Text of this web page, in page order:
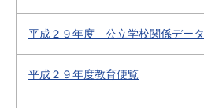
平成２９年度 公立学校関係データ
平成２９年度教育便覧